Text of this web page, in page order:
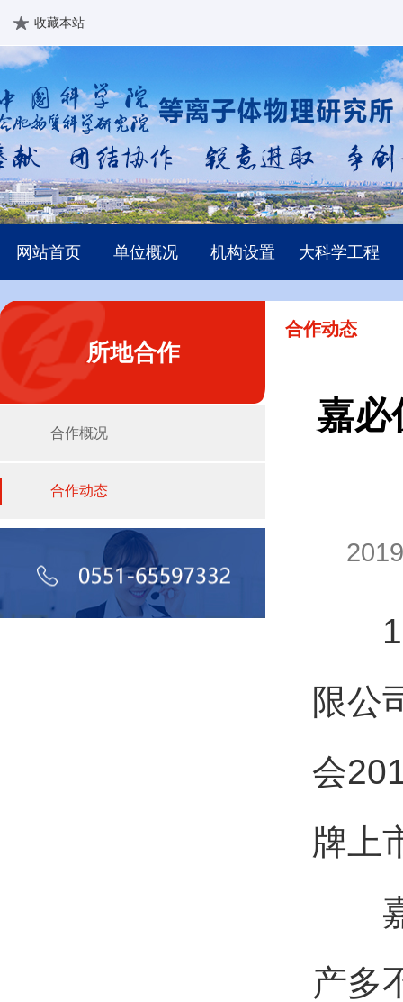
收藏本站
网站首页 单位概况 机构设置 大科学工程
所地合作
合作概况
合作动态
合作动态
嘉必
10
限公
会
牌上
嘉
产多